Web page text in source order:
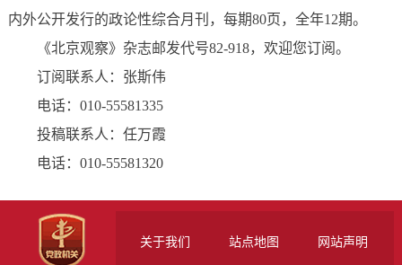
内外公开发行的政论性综合月刊，每期80页，全年12期。
《北京观察》杂志邮发代号82-918，欢迎您订阅。
订阅联系人：张斯伟
电话：010-55581335
投稿联系人：任万霞
电话：010-55581320
关于我们 站点地图 网站声明